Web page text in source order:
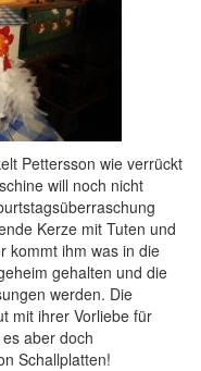
Pettersson wie verrückt
will noch nicht
Kerze mit Tuten und
kommt ihm was in die
gehalten und die
werden. Die
mit ihrer Vorliebe für
aber doch
Schallplatten!